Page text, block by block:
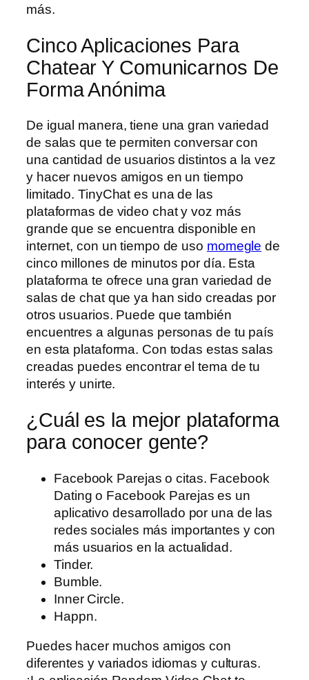
más.
Cinco Aplicaciones Para
Chatear Y Comunicarnos De
Forma Anónima
De igual manera, tiene una gran variedad
de salas que te permiten conversar con
una cantidad de usuarios distintos a la vez
y hacer nuevos amigos en un tiempo
limitado. TinyChat es una de las
plataformas de video chat y voz más
grande que se encuentra disponible en
internet, con un tiempo de uso momegle de
cinco millones de minutos por día. Esta
plataforma te ofrece una gran variedad de
salas de chat que ya han sido creadas por
otros usuarios. Puede que también
encuentres a algunas personas de tu país
en esta plataforma. Con todas estas salas
creadas puedes encontrar el tema de tu
interés y unirte.
¿Cuál es la mejor plataforma
para conocer gente?
Facebook Parejas o citas. Facebook
Dating o Facebook Parejas es un
aplicativo desarrollado por una de las
redes sociales más importantes y con
más usuarios en la actualidad.
Tinder.
Bumble.
Inner Circle.
Happn.
Puedes hacer muchos amigos con
diferentes y variados idiomas y culturas.